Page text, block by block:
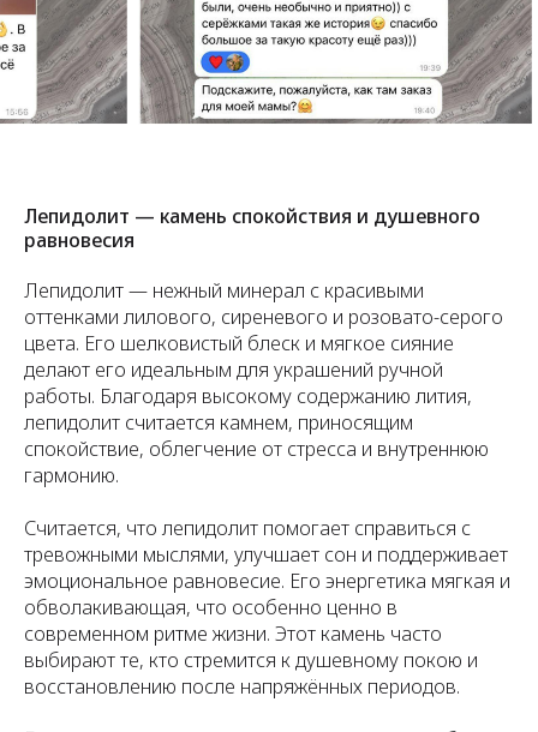
Лепидолит — камень спокойствия и душевного
равновесия
Лепидолит — нежный минерал с красивыми
оттенками лилового, сиреневого и розовато-серого
цвета. Его шелковистый блеск и мягкое сияние
делают его идеальным для украшений ручной
работы. Благодаря высокому содержанию лития,
лепидолит считается камнем, приносящим
спокойствие, облегчение от стресса и внутреннюю
гармонию.
Считается, что лепидолит помогает справиться с
тревожными мыслями, улучшает сон и поддерживает
эмоциональное равновесие. Его энергетика мягкая и
обволакивающая, что особенно ценно в
современном ритме жизни. Этот камень часто
выбирают те, кто стремится к душевному покою и
восстановлению после напряжённых периодов.